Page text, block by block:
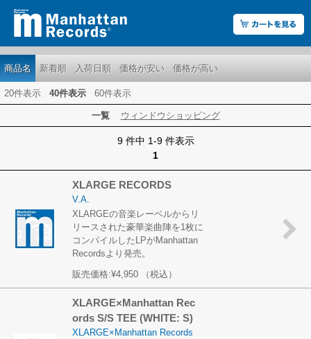
商品名 新着順 入荷日順 価格が安い 価格が高い
20件表示 40件表示 60件表示
一覧 ウィンドウショッピング
9 件中 1-9 件表示
1
XLARGE RECORDS
V.A.
XLARGEの音楽レーベルからリ
リースされた豪華楽曲陣を1枚に
コンパイルしたLPがManhattan
Recordsより発売。
販売価格:¥4,950 （税込）
XLARGE×Manhattan Rec
ords S/S TEE (WHITE: S)
XLARGE×Manhattan Records